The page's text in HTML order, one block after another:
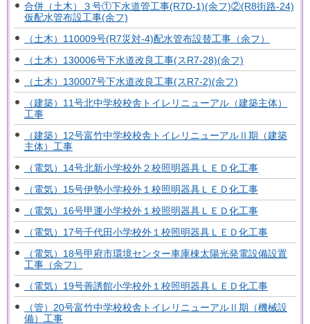
合併（土木）３号①下水道管工事(R7D-1)(余フ)②(R8街路-24)
仮配水管布設工事(余フ)
（土木）110009号(R7災対-4)配水管布設替工事（余フ）
（土木）130006号下水道改良工事(スR7-28)(余フ)
（土木）130007号下水道改良工事(スR7-2)(余フ)
（建築）11号北中学校校舎トイレリニューアル（建築主体）
工事
（建築）12号富竹中学校校舎トイレリニューアルⅡ期（建築
主体）工事
（電気）14号北新小学校外２校照明器具ＬＥＤ化工事
（電気）15号伊勢小学校外１校照明器具ＬＥＤ化工事
（電気）16号甲運小学校外１校照明器具ＬＥＤ化工事
（電気）17号千代田小学校外１校照明器具ＬＥＤ化工事
（電気）18号甲府市環境センター車庫棟太陽光発電設備設置
工事（余フ）
（電気）19号善誘館小学校外１校照明器具ＬＥＤ化工事
（管）20号富竹中学校校舎トイレリニューアルⅡ期（機械設
備）工事